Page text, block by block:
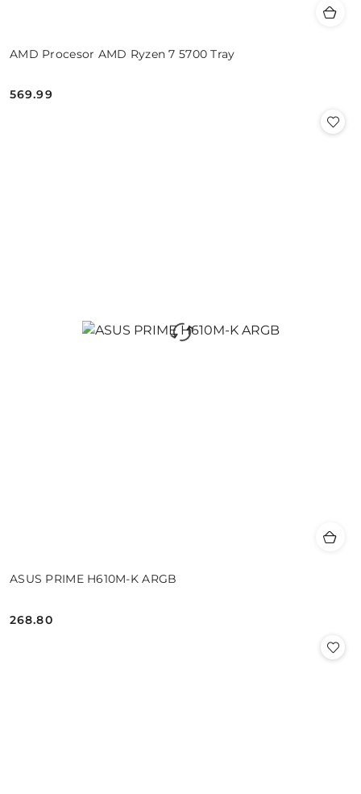
AMD Procesor AMD Ryzen 7 5700 Tray
Cena:
569.99
ASUS PRIME H610M-K ARGB
Cena:
268.80